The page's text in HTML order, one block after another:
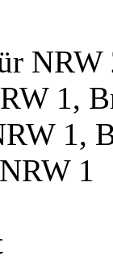
NRW
1,
1,
1